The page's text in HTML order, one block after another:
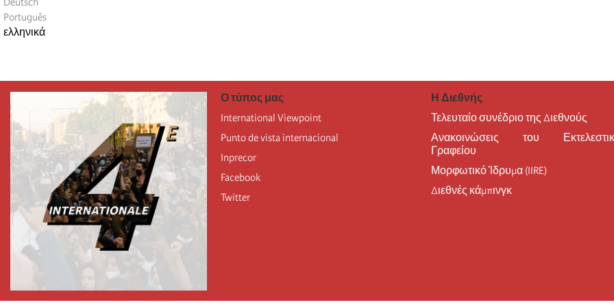
Português
ελληνικά
Ο τύπος μας
International Viewpoint
Punto de vista internacional
Inprecor
Facebook
Twitter
Η Διεθνής
Τελευταίο συνέδριο της Διεθνούς
Ανακοινώσεις του
Γραφείου
Μορφωτικό Ίδρυμα (IIRE)
Διεθνές κάμπινγκ